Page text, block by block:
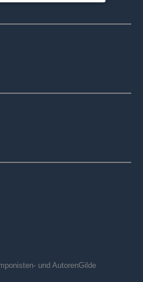
und Analysen
Partner führen diese
und AutorenGilde